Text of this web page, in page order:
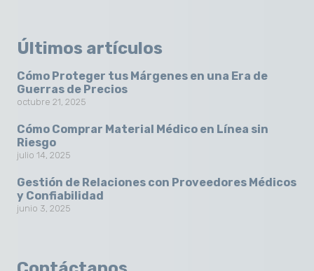
Últimos artículos
Cómo Proteger tus Márgenes en una Era de
Guerras de Precios
octubre 21, 2025
Cómo Comprar Material Médico en Línea sin
Riesgo
julio 14, 2025
Gestión de Relaciones con Proveedores Médicos
y Confiabilidad
junio 3, 2025